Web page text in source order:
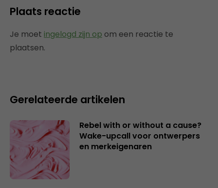
Plaats reactie
Je moet ingelogd zijn op om een reactie te
plaatsen.
Gerelateerde artikelen
Rebel with or without a cause?
Wake-upcall voor ontwerpers
en merkeigenaren